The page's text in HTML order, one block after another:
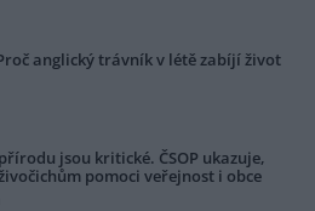
anglický trávník v létě zabíjí život
jsou kritické. ČSOP ukazuje,
pomoci veřejnost i obce